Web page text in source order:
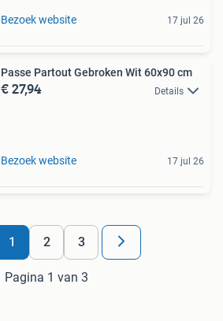
Bezoek website 17 jul 26
Passe Partout Gebroken Wit 60x90 cm
€ 27,94 Details
Bezoek website 17 jul 26
1 2 3
Pagina 1 van 3